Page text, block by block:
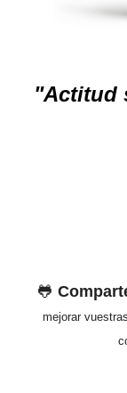
"Actitud
🐸
mejorar